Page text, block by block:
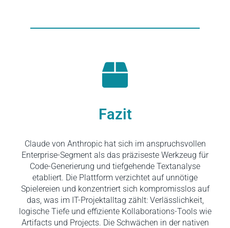
Fazit
Claude von Anthropic hat sich im anspruchsvollen
Enterprise-Segment als das präziseste Werkzeug für
Code-Generierung und tiefgehende Textanalyse
etabliert. Die Plattform verzichtet auf unnötige
Spielereien und konzentriert sich kompromisslos auf
das, was im IT-Projektalltag zählt: Verlässlichkeit,
logische Tiefe und effiziente Kollaborations-Tools wie
Artifacts und Projects. Die Schwächen in der nativen